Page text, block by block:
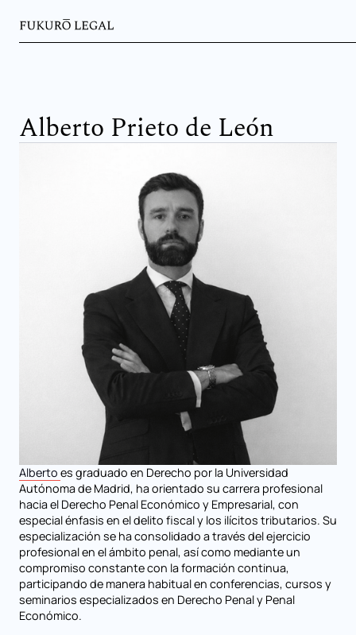
Alberto Prieto de León
Alberto es graduado en Derecho por la Universidad
Autónoma de Madrid, ha orientado su carrera profesional
hacia el Derecho Penal Económico y Empresarial, con
especial énfasis en el delito fiscal y los ilícitos tributarios. Su
especialización se ha consolidado a través del ejercicio
profesional en el ámbito penal, así como mediante un
compromiso constante con la formación continua,
participando de manera habitual en conferencias, cursos y
seminarios especializados en Derecho Penal y Penal
Económico.